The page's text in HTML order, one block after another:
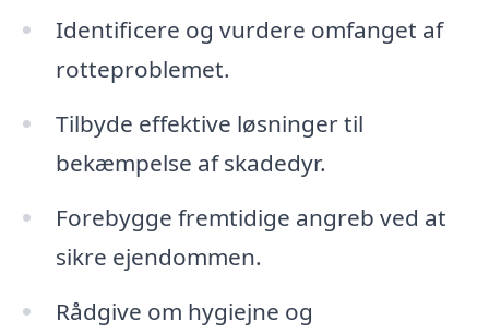
Identificere og vurdere omfanget af
rotteproblemet.
Tilbyde effektive løsninger til
bekæmpelse af skadedyr.
Forebygge fremtidige angreb ved at
sikre ejendommen.
Rådgive om hygiejne og